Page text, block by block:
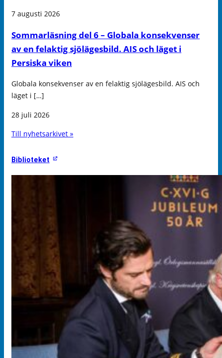
7 augusti 2026
Sommarläsning del 6 – Globala konsekvenser
av en felaktig sjölägesbild. AIS och läget i
Persiska viken
Globala konsekvenser av en felaktig sjölägesbild. AIS och
läget i […]
28 juli 2026
Till nyhetsarkivet »
Biblioteket